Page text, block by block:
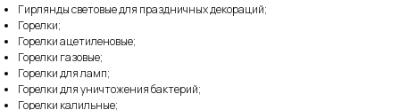
Гирлянды световые для праздничных декораций;
Горелки;
Горелки ацетиленовые;
Горелки газовые;
Горелки для ламп;
Горелки для уничтожения бактерий;
Горелки калильные;